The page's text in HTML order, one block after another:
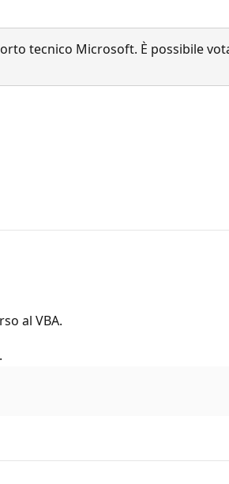
tecnico Microsoft. È possibile
al VBA.